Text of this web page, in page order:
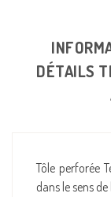
DÉTAILS
Tôle perforée
dans le sens